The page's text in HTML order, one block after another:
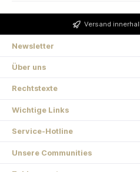
Versand
Newsletter
Über uns
Rechtstexte
Wichtige Links
Service-Hotline
Unsere Communities